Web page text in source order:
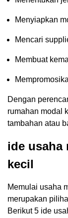
Menyiapkan
Mencari
Membuat
Dengan
rumahan modal
tambahan atau
ide usaha
kecil
Memulai usaha
merupakan
Berikut 5 ide